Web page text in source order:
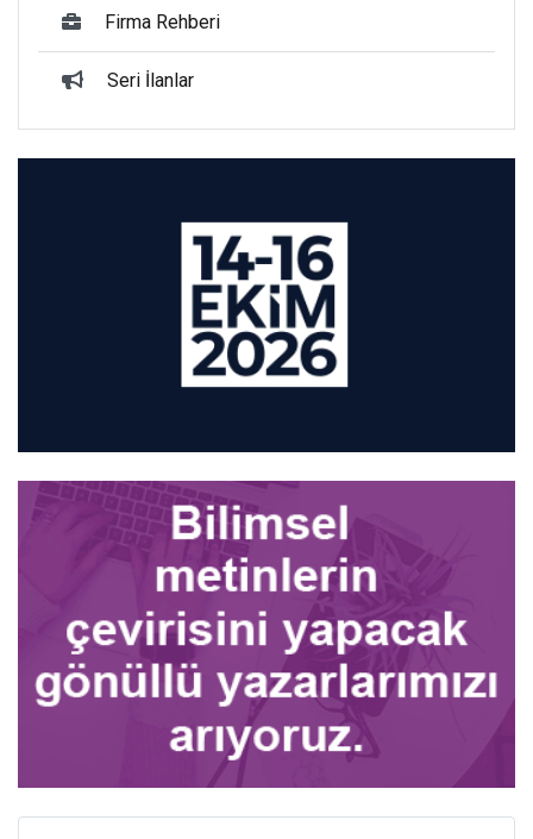
Firma Rehberi
Seri İlanlar